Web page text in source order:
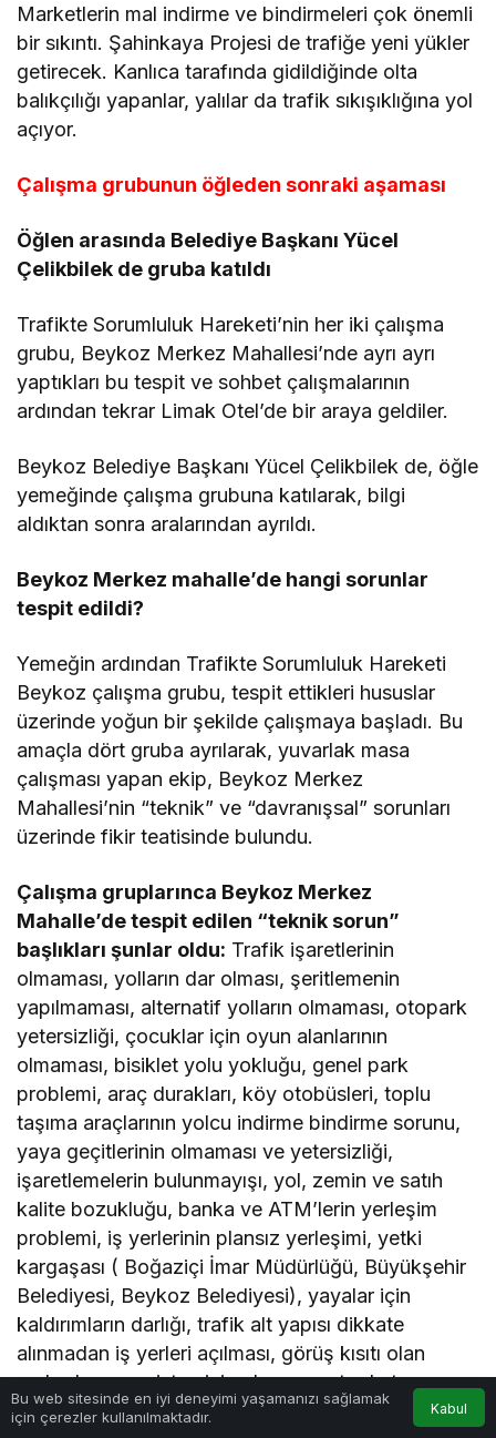
Marketlerin mal indirme ve bindirmeleri çok önemli
bir sıkıntı. Şahinkaya Projesi de trafiğe yeni yükler
getirecek. Kanlıca tarafında gidildiğinde olta
balıkçılığı yapanlar, yalılar da trafik sıkışıklığına yol
açıyor.
Çalışma grubunun öğleden sonraki aşaması
Öğlen arasında Belediye Başkanı Yücel
Çelikbilek de gruba katıldı
Trafikte Sorumluluk Hareketi’nin her iki çalışma
grubu, Beykoz Merkez Mahallesi’nde ayrı ayrı
yaptıkları bu tespit ve sohbet çalışmalarının
ardından tekrar Limak Otel’de bir araya geldiler.
Beykoz Belediye Başkanı Yücel Çelikbilek de, öğle
yemeğinde çalışma grubuna katılarak, bilgi
aldıktan sonra aralarından ayrıldı.
Beykoz Merkez mahalle’de hangi sorunlar
tespit edildi?
Yemeğin ardından Trafikte Sorumluluk Hareketi
Beykoz çalışma grubu, tespit ettikleri hususlar
üzerinde yoğun bir şekilde çalışmaya başladı. Bu
amaçla dört gruba ayrılarak, yuvarlak masa
çalışması yapan ekip, Beykoz Merkez
Mahallesi’nin “teknik” ve “davranışsal” sorunları
üzerinde fikir teatisinde bulundu.
Çalışma gruplarınca Beykoz Merkez
Mahalle’de tespit edilen “teknik sorun”
başlıkları şunlar oldu: Trafik işaretlerinin
olmaması, yolların dar olması, şeritlemenin
yapılmaması, alternatif yolların olmaması, otopark
yetersizliği, çocuklar için oyun alanlarının
olmaması, bisiklet yolu yokluğu, genel park
problemi, araç durakları, köy otobüsleri, toplu
taşıma araçlarının yolcu indirme bindirme sorunu,
yaya geçitlerinin olmaması ve yetersizliği,
işaretlemelerin bulunmayışı, yol, zemin ve satıh
kalite bozukluğu, banka ve ATM’lerin yerleşim
problemi, iş yerlerinin plansız yerleşimi, yetki
kargaşası ( Boğaziçi İmar Müdürlüğü, Büyükşehir
Belediyesi, Beykoz Belediyesi), yayalar için
kaldırımların darlığı, trafik alt yapısı dikkate
alınmadan iş yerleri açılması, görüş kısıtı olan
yerlerde ayna sisteminin olmaması, toplu taşıma
imkânının sınırlı oluşu, yükleme, indirme, bindirme
Bu web sitesinde en iyi deneyimi yaşamanızı sağlamak
için çerezler kullanılmaktadır.
Kabul